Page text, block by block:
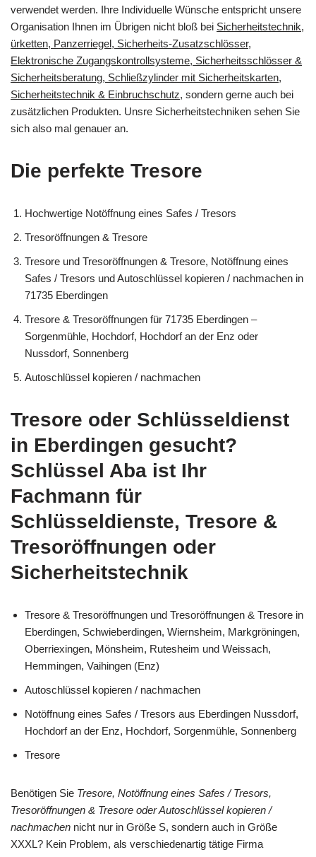
verwendet werden. Ihre Individuelle Wünsche entspricht unsere
Organisation Ihnen im Übrigen nicht bloß bei Sicherheitstechnik,
ürketten, Panzerriegel, Sicherheits-Zusatzschlösser,
Elektronische Zugangskontrollsysteme, Sicherheitsschlösser &
Sicherheitsberatung, Schließzylinder mit Sicherheitskarten,
Sicherheitstechnik & Einbruchschutz, sondern gerne auch bei
zusätzlichen Produkten. Unsre Sicherheitstechniken sehen Sie
sich also mal genauer an.
Die perfekte Tresore
Hochwertige Notöffnung eines Safes / Tresors
Tresoröffnungen & Tresore
Tresore und Tresoröffnungen & Tresore, Notöffnung eines
Safes / Tresors und Autoschlüssel kopieren / nachmachen in
71735 Eberdingen
Tresore & Tresoröffnungen für 71735 Eberdingen –
Sorgenmühle, Hochdorf, Hochdorf an der Enz oder
Nussdorf, Sonnenberg
Autoschlüssel kopieren / nachmachen
Tresore oder Schlüsseldienst
in Eberdingen gesucht?
Schlüssel Aba ist Ihr
Fachmann für
Schlüsseldienste, Tresore &
Tresoröffnungen oder
Sicherheitstechnik
Tresore & Tresoröffnungen und Tresoröffnungen & Tresore in
Eberdingen, Schwieberdingen, Wiernsheim, Markgröningen,
Oberriexingen, Mönsheim, Rutesheim und Weissach,
Hemmingen, Vaihingen (Enz)
Autoschlüssel kopieren / nachmachen
Notöffnung eines Safes / Tresors aus Eberdingen Nussdorf,
Hochdorf an der Enz, Hochdorf, Sorgenmühle, Sonnenberg
Tresore
Benötigen Sie Tresore, Notöffnung eines Safes / Tresors,
Tresoröffnungen & Tresore oder Autoschlüssel kopieren /
nachmachen nicht nur in Größe S, sondern auch in Größe
XXXL? Kein Problem, als verschiedenartig tätige Firma